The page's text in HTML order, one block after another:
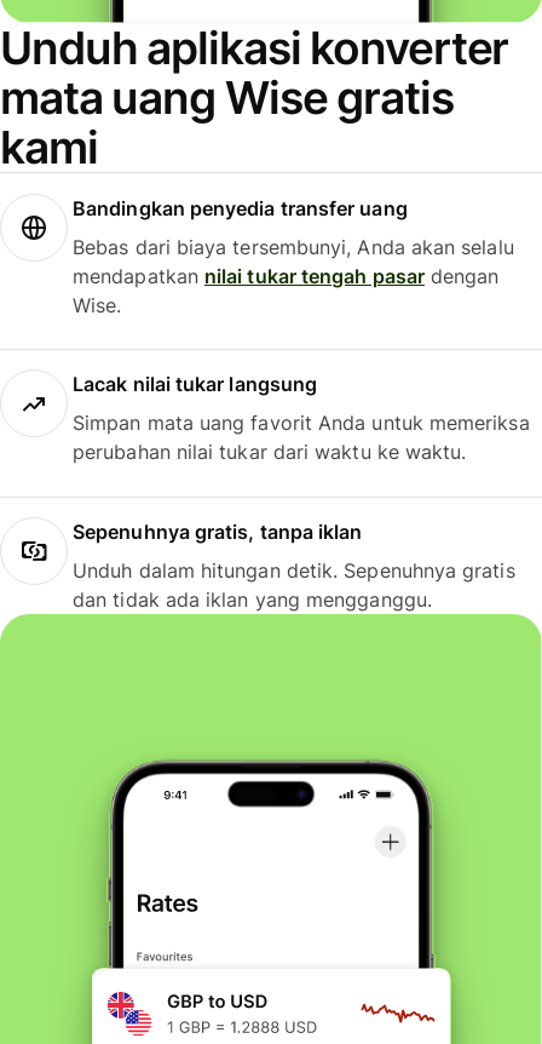
Unduh aplikasi konverter
mata uang Wise gratis
kami
Bandingkan penyedia transfer uang
Bebas dari biaya tersembunyi, Anda akan selalu
mendapatkan nilai tukar tengah pasardengan
Wise.
Lacak nilai tukar langsung
Simpan mata uang favorit Anda untuk memeriksa
perubahan nilai tukar dari waktu ke waktu.
Sepenuhnya gratis, tanpa iklan
Unduh dalam hitungan detik. Sepenuhnya gratis
dan tidak ada iklan yang mengganggu.